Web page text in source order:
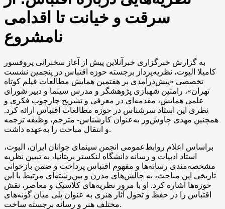
سرقت و خیانت تا اقدامی
نامشروع
به گزارش خبرگزاری خبرآنلاین پیش از آغاز سخنرانی پروفسور
کامیلا الیوت، نظریه‌پرداز برجسته حوزه اقتباس در پنجمین نشست
تخصصی «پیش‌درآمدی بر هفتمین همایش مطالعات فیلم کوتاه
تهران»، رامتین شهبازی پژوهشگر و مدرس سینما و دبیر شورای
علمی همایش، مقدمه‌ای در معرفی و تشریح چارچوب فکری و
نظری این استاد سرشناس در حوزه مطالعات اقتباس ارائه کرد.
همچنین مهدی چاوش‌ور به‌عنوان کارشناس- مترجم، وظیفه ترجمه
و انتقال مباحث را به‌عهده داشت.
براساس اعلام روابط‌عمومی انجمن سینمای جوانان ایران، الیوت،
استاد ادبیات و رسانه دانشگاه لنکستر بریتانیا، به تبیین نظریه
مشخصه‌مندی رسانه‌ها و مفهوم اقتباس پرداخت و ضمن بازخوانی
تاریخی این مباحث، به چالش‌های مدرن و بین‌رشته‌ای مرتبط با این
حوزه‌ها اشاره کرد. او با مرور نظریه‌های کلاسیک و معاصر، نقش
اقتباس را در حفظ و تحول آثار هنری به عنوان پلی میان گونه‌های
مختلف هنر و رسانه برجسته ساخت.